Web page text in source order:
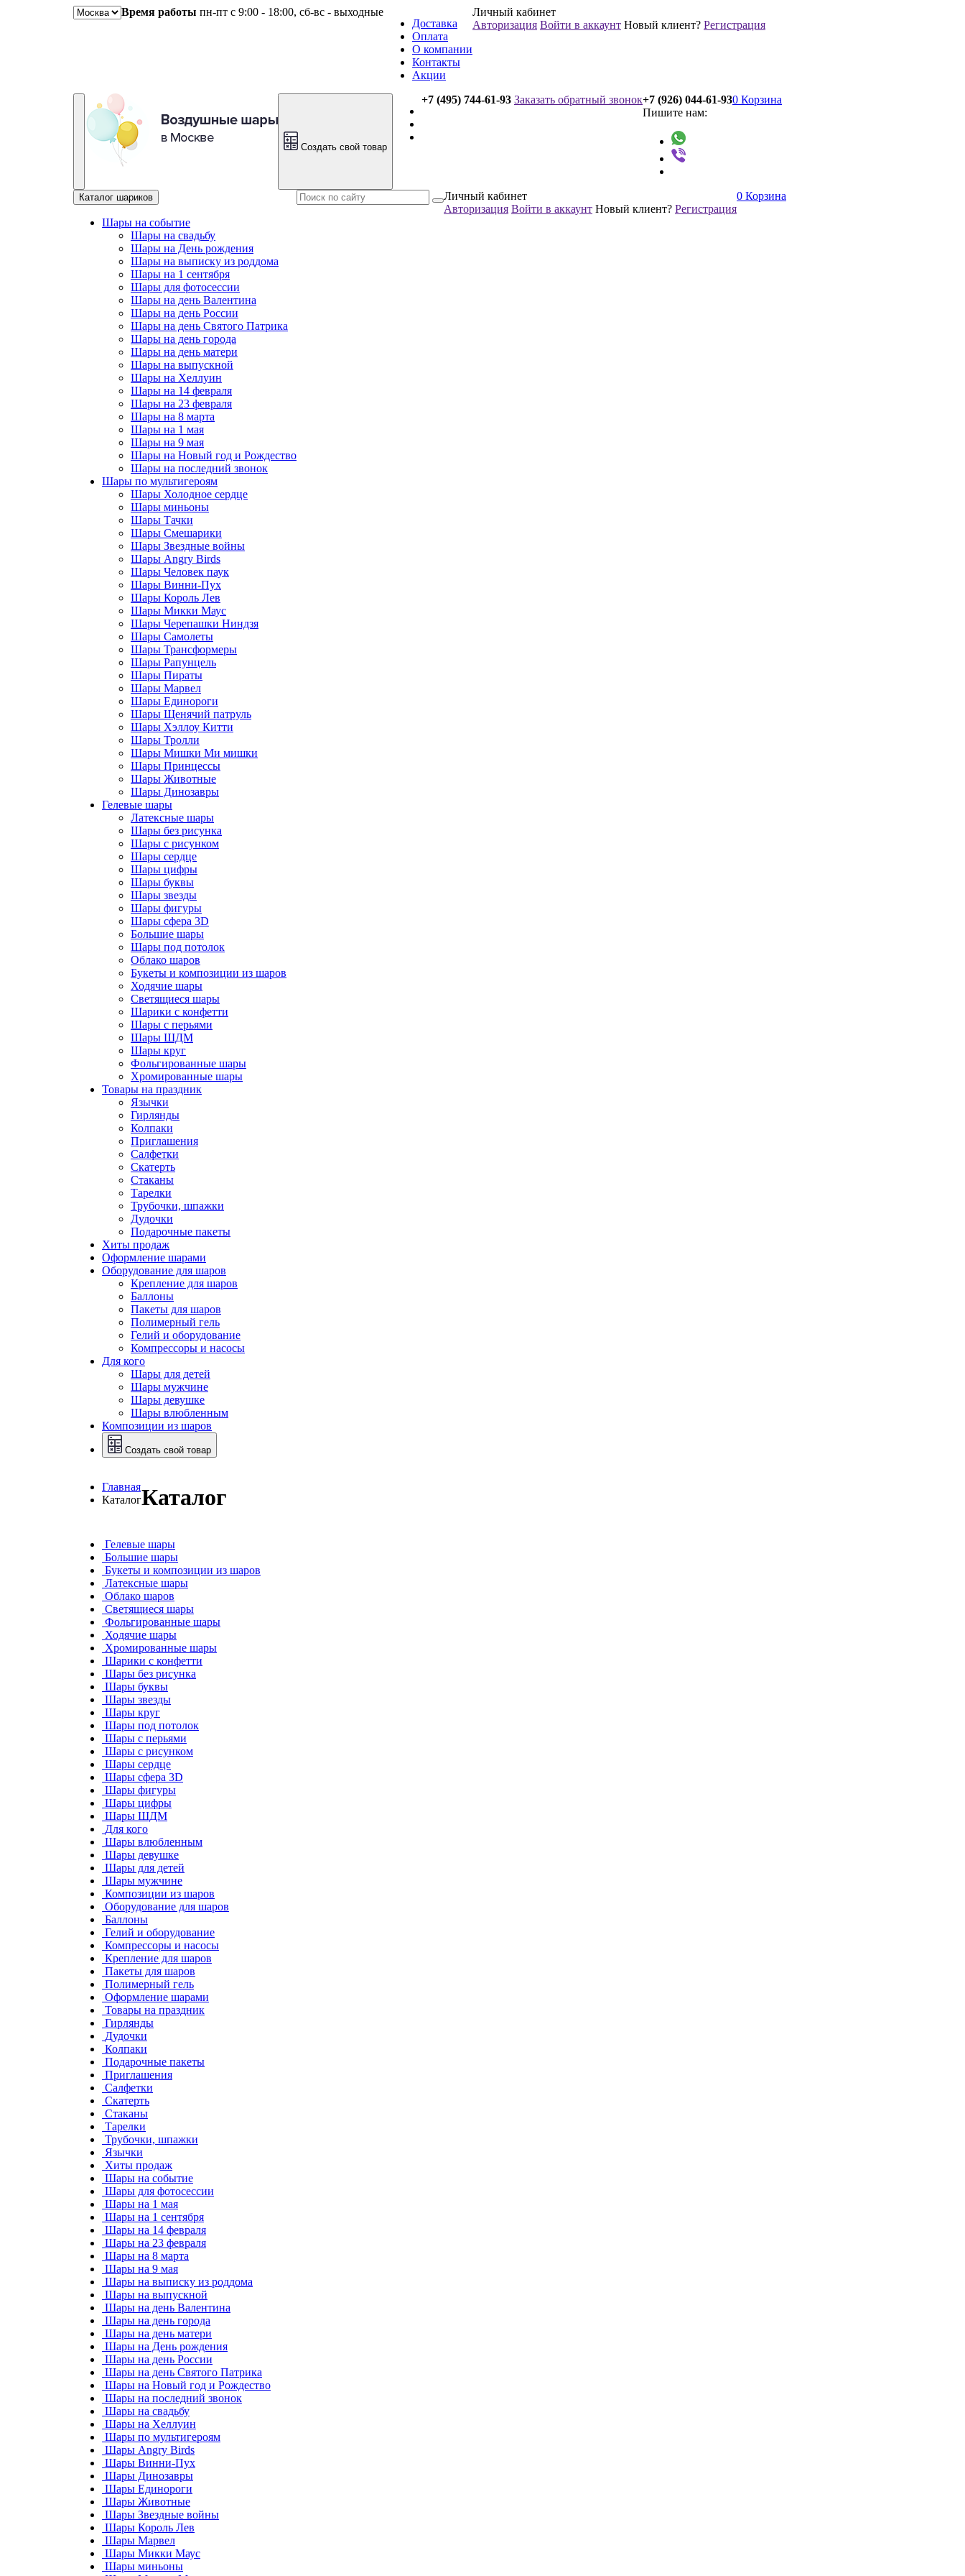
Время работы пн-пт с 9:00 - 18:00, сб-вс - выходные
Доставка
Оплата
О компании
Контакты
Акции
Личный кабинет
Авторизация Войти в аккаунт Новый клиент? Регистрация
Создать свой товар
+7 (495) 744-61-93 Заказать обратный звонок+7 (926) 044-61-93
Пишите нам:
0 Корзина
Каталог шариков
Шары на событие
Шары на свадьбу
Шары на День рождения
Шары на выписку из роддома
Шары на 1 сентября
Шары для фотосессии
Шары на день Валентина
Шары на день России
Шары на день Святого Патрика
Шары на день города
Шары на день матери
Шары на выпускной
Шары на Хеллуин
Шары на 14 февраля
Шары на 23 февраля
Шары на 8 марта
Шары на 1 мая
Шары на 9 мая
Шары на Новый год и Рождество
Шары на последний звонок
Шары по мультигероям
Шары Холодное сердце
Шары миньоны
Шары Тачки
Шары Смешарики
Шары Звездные войны
Шары Angry Birds
Шары Человек паук
Шары Винни-Пух
Шары Король Лев
Шары Микки Маус
Шары Черепашки Ниндзя
Шары Самолеты
Шары Трансформеры
Шары Рапунцель
Шары Пираты
Шары Марвел
Шары Единороги
Шары Щенячий патруль
Шары Хэллоу Китти
Шары Тролли
Шары Мишки Ми мишки
Шары Принцессы
Шары Животные
Шары Динозавры
Гелевые шары
Латексные шары
Шары без рисунка
Шары с рисунком
Шары сердце
Шары цифры
Шары буквы
Шары звезды
Шары фигуры
Шары сфера 3D
Большие шары
Шары под потолок
Облако шаров
Букеты и композиции из шаров
Ходячие шары
Светящиеся шары
Шарики с конфетти
Шары с перьями
Шары ШДМ
Шары круг
Фольгированные шары
Хромированные шары
Товары на праздник
Язычки
Гирлянды
Колпаки
Приглашения
Салфетки
Скатерть
Стаканы
Тарелки
Трубочки, шпажки
Дудочки
Подарочные пакеты
Хиты продаж
Оформление шарами
Оборудование для шаров
Крепление для шаров
Баллоны
Пакеты для шаров
Полимерный гель
Гелий и оборудование
Компрессоры и насосы
Для кого
Шары для детей
Шары мужчине
Шары девушке
Шары влюбленным
Композиции из шаров
Создать свой товар
Личный кабинет
Авторизация Войти в аккаунт Новый клиент? Регистрация
0 Корзина
Главная
КаталогКаталог
Гелевые шары
Большие шары
Букеты и композиции из шаров
Латексные шары
Облако шаров
Светящиеся шары
Фольгированные шары
Ходячие шары
Хромированные шары
Шарики с конфетти
Шары без рисунка
Шары буквы
Шары звезды
Шары круг
Шары под потолок
Шары с перьями
Шары с рисунком
Шары сердце
Шары сфера 3D
Шары фигуры
Шары цифры
Шары ШДМ
Для кого
Шары влюбленным
Шары девушке
Шары для детей
Шары мужчине
Композиции из шаров
Оборудование для шаров
Баллоны
Гелий и оборудование
Компрессоры и насосы
Крепление для шаров
Пакеты для шаров
Полимерный гель
Оформление шарами
Товары на праздник
Гирлянды
Дудочки
Колпаки
Подарочные пакеты
Приглашения
Салфетки
Скатерть
Стаканы
Тарелки
Трубочки, шпажки
Язычки
Хиты продаж
Шары на событие
Шары для фотосессии
Шары на 1 мая
Шары на 1 сентября
Шары на 14 февраля
Шары на 23 февраля
Шары на 8 марта
Шары на 9 мая
Шары на выписку из роддома
Шары на выпускной
Шары на день Валентина
Шары на день города
Шары на день матери
Шары на День рождения
Шары на день России
Шары на день Святого Патрика
Шары на Новый год и Рождество
Шары на последний звонок
Шары на свадьбу
Шары на Хеллуин
Шары по мультигероям
Шары Angry Birds
Шары Винни-Пух
Шары Динозавры
Шары Единороги
Шары Животные
Шары Звездные войны
Шары Король Лев
Шары Марвел
Шары Микки Маус
Шары миньоны